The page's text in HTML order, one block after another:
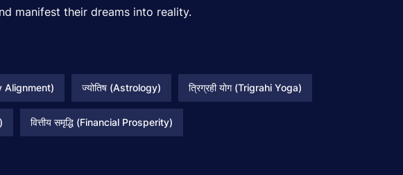
manifest their dreams into reality.
Alignment) ज्योतिष (Astrology) त्रिग्रही योग (Trigrahi Yoga)
वित्तीय समृद्धि (Financial Prosperity)